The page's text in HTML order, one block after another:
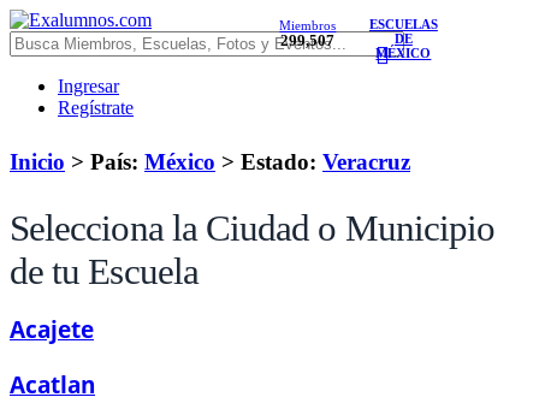
Miembros
299,507
ESCUELAS
DE
MÉXICO
Ingresar
Regístrate
Inicio > País: México > Estado: Veracruz
Selecciona la Ciudad o Municipio
de tu Escuela
Acajete
Acatlan